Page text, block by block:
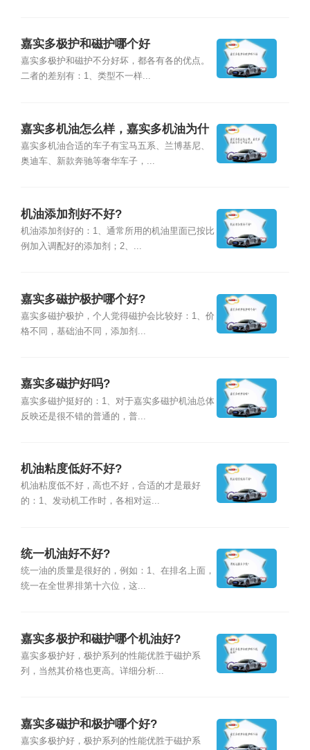
嘉实多极护和磁护哪个好
嘉实多极护和磁护不分好坏，都各有各的优点。
二者的差别有：1、类型不一样...
嘉实多机油怎么样，嘉实多机油为什
么叫油泥王
嘉实多机油合适的车子有宝马五系、兰博基尼、
奥迪车、新款奔驰等奢华车子，...
机油添加剂好不好?
机油添加剂好的：1、通常所用的机油里面已按比
例加入调配好的添加剂；2、...
嘉实多磁护极护哪个好?
嘉实多磁护极护，个人觉得磁护会比较好：1、价
格不同，基础油不同，添加剂...
嘉实多磁护好吗?
嘉实多磁护挺好的：1、对于嘉实多磁护机油总体
反映还是很不错的普通的，普...
机油粘度低好不好?
机油粘度低不好，高也不好，合适的才是最好
的：1、发动机工作时，各相对运...
统一机油好不好?
统一油的质量是很好的，例如：1、在排名上面，
统一在全世界排第十六位，这...
嘉实多极护和磁护哪个机油好?
嘉实多极护好，极护系列的性能优胜于磁护系
列，当然其价格也更高。详细分析...
嘉实多磁护和极护哪个好?
嘉实多极护好，极护系列的性能优胜于磁护系